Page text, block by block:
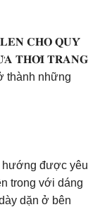
𝐋𝐄𝐍 𝐂𝐇𝐎 𝐐𝐔𝐘́
𝐓𝐇𝐎̛̀𝐈 𝐓𝐑𝐀𝐍𝐆
thành những
hướng được yêu
trong với dáng
dặn ở bên